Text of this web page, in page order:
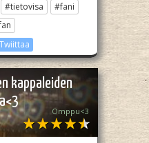
#tietovisa
#fani
kappaleiden
Omppu<3